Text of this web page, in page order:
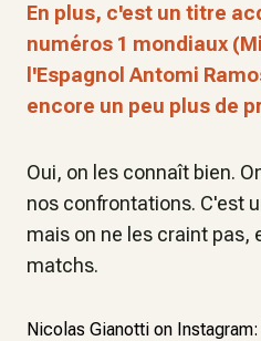
En plus, c'est un titre
numéros 1 mondiaux
l'Espagnol Antomi
encore un peu plus de
Oui, on les connaît bien.
nos confrontations. C'est
mais on ne les craint pas,
matchs.
Nicolas Gianotti on